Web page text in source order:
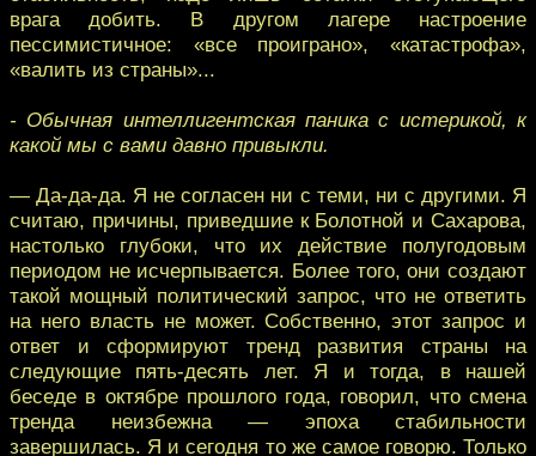
врага добить. В другом лагере настроение
пессимистичное: «все проиграно», «катастрофа»,
«валить из страны»...
- Обычная интеллигентская паника с истерикой, к
какой мы с вами давно привыкли.
— Да-да-да. Я не согласен ни с теми, ни с другими. Я
считаю, причины, приведшие к Болотной и Сахарова,
настолько глубоки, что их действие полугодовым
периодом не исчерпывается. Более того, они создают
такой мощный политический запрос, что не ответить
на него власть не может. Собственно, этот запрос и
ответ и сформируют тренд развития страны на
следующие пять-десять лет. Я и тогда, в нашей
беседе в октябре прошлого года, говорил, что смена
тренда неизбежна — эпоха стабильности
завершилась. Я и сегодня то же самое говорю. Только